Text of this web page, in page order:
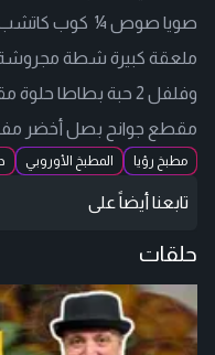
مقطع جوانح بصل أخضر
مطبخ رؤيا المطبخ الأوروبي
تابعنا أيضاً على
حلقات